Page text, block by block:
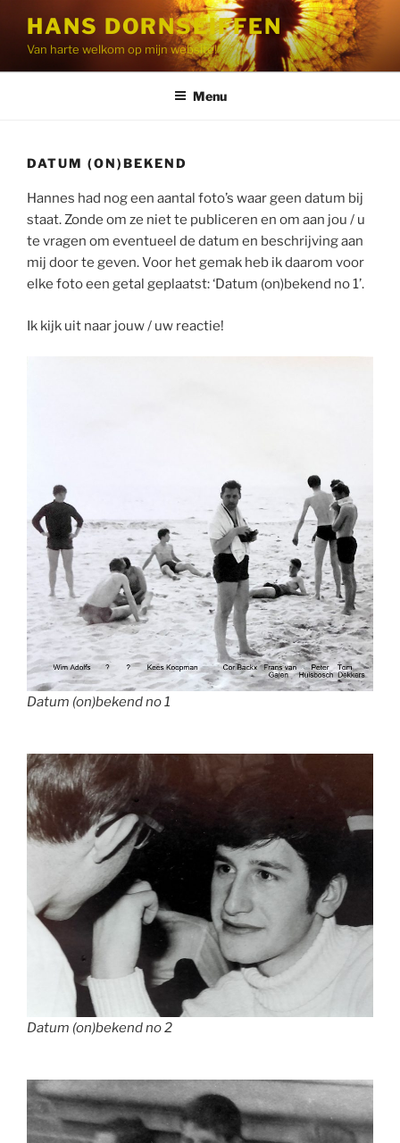
inhoud
HANS DORNSEIFFEN
Van harte welkom op mijn website!
Menu
DATUM (ON)BEKEND
Hannes had nog een aantal foto’s waar geen datum bij
staat. Zonde om ze niet te publiceren en om aan jou / u
te vragen om eventueel de datum en beschrijving aan
mij door te geven. Voor het gemak heb ik daarom voor
elke foto een getal geplaatst: ‘Datum (on)bekend no 1’.
Ik kijk uit naar jouw / uw reactie!
Datum (on)bekend no 1
Datum (on)bekend no 2